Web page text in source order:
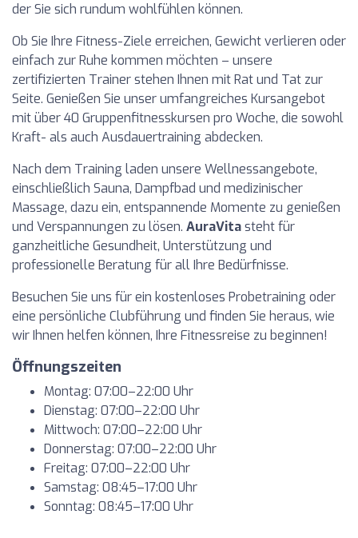
der Sie sich rundum wohlfühlen können.
Ob Sie Ihre Fitness-Ziele erreichen, Gewicht verlieren oder
einfach zur Ruhe kommen möchten – unsere
zertifizierten Trainer stehen Ihnen mit Rat und Tat zur
Seite. Genießen Sie unser umfangreiches Kursangebot
mit über 40 Gruppenfitnesskursen pro Woche, die sowohl
Kraft- als auch Ausdauertraining abdecken.
Nach dem Training laden unsere Wellnessangebote,
einschließlich Sauna, Dampfbad und medizinischer
Massage, dazu ein, entspannende Momente zu genießen
und Verspannungen zu lösen. AuraVitasteht für
ganzheitliche Gesundheit, Unterstützung und
professionelle Beratung für all Ihre Bedürfnisse.
Besuchen Sie uns für ein kostenloses Probetraining oder
eine persönliche Clubführung und finden Sie heraus, wie
wir Ihnen helfen können, Ihre Fitnessreise zu beginnen!
Öffnungszeiten
Montag: 07:00–22:00 Uhr
Dienstag: 07:00–22:00 Uhr
Mittwoch: 07:00–22:00 Uhr
Donnerstag: 07:00–22:00 Uhr
Freitag: 07:00–22:00 Uhr
Samstag: 08:45–17:00 Uhr
Sonntag: 08:45–17:00 Uhr